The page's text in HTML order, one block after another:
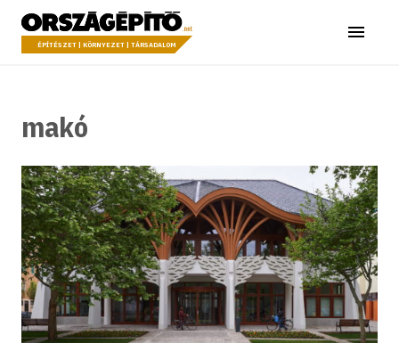
a tartalomhoz
Országépítő
ÉPÍTÉSZET | KÖRNYEZET | TÁRSADALOM Menü
makó